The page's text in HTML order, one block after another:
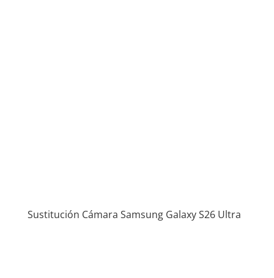
Sustitución Cámara Samsung Galaxy S26 Ultra